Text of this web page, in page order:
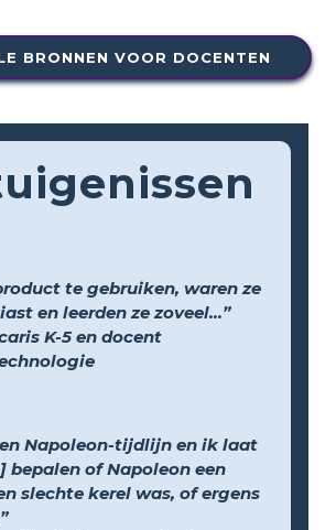
BRONNEN VOOR DOCENTEN
te gebruiken, waren ze
en leerden ze zoveel...”
K-5 en docent
Napoleon-tijdlijn en ik laat
bepalen of Napoleon een
slechte kerel was, of ergens